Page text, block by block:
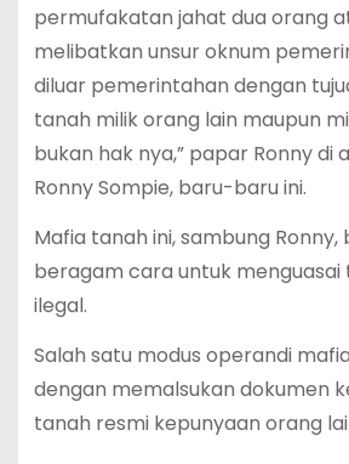
permufakatan jahat dua orang
melibatkan unsur oknum
diluar pemerintahan dengan
tanah milik orang lain maupun
bukan hak nya,” papar Ronny di
Ronny Sompie, baru-baru ini.
Mafia tanah ini, sambung Ronny,
beragam cara untuk menguasai
ilegal.
Salah satu modus operandi
dengan memalsukan dokumen
tanah resmi kepunyaan orang